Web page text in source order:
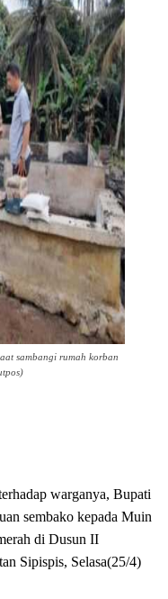
sambangi rumah korban
warganya, Bupati
sembako kepada Muin
di Dusun II
Sipispis, Selasa(25/4)